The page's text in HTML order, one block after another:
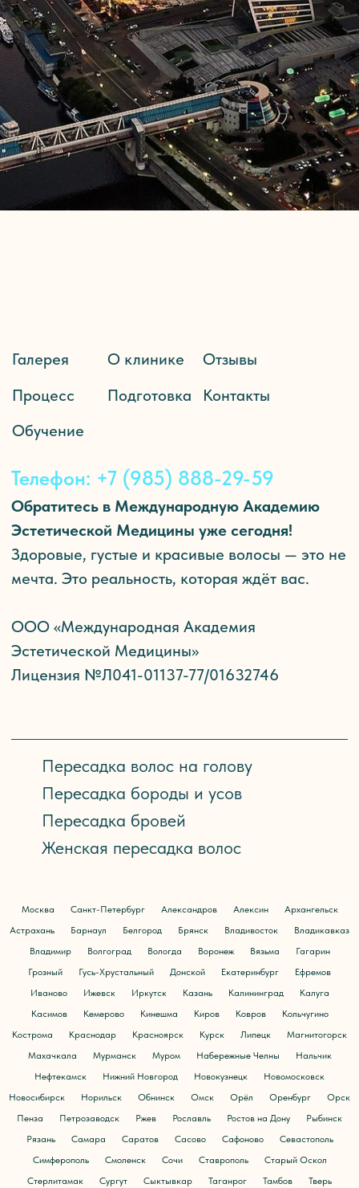
Пересадка волос на голову
Пересадка бровей
Галерея О клинике Отзывы
Процесс Подготовка Контакты
Обучение
Телефон: +7 (985) 888-29-59
Обратитесь в Международную Академию
Москва Санкт-Петербург Александров Алексин
Архангельск
Астрахань
Барнаул Белгород Брянск Владивосток
Владикавказ
Владимир
Волгоград Вологда Воронеж Вязьма
Гагарин
Грозный
Гусь-Хрустальный Донской Екатеринбург
Ефремов
Иваново
Ижевск Иркутск Казань Калининград
Калуга
Касимов
Кемерово Кинешма Киров Ковров
Кольчугино
Кострома
Краснодар Красноярск Курск Липецк
Магнитогорск
Махачкала
Мурманск Муром Набережные Челны
Нальчик
Нефтекамск
Нижний Новгород Новокузнецк
Новомосковск
Новосибирск
Норильск Обнинск Омск Орёл Оренбург
Орск
Пенза
Петрозаводск Ржев Рославль Ростов на Дону
Рыбинск
Рязань
Самара Саратов Сасово Сафоново
Севастополь
Симферополь
Смоленск Сочи Ставрополь
Старый Оскол
Стерлитамак
Сургут Сыктывкар Таганрог Тамбов
Тверь